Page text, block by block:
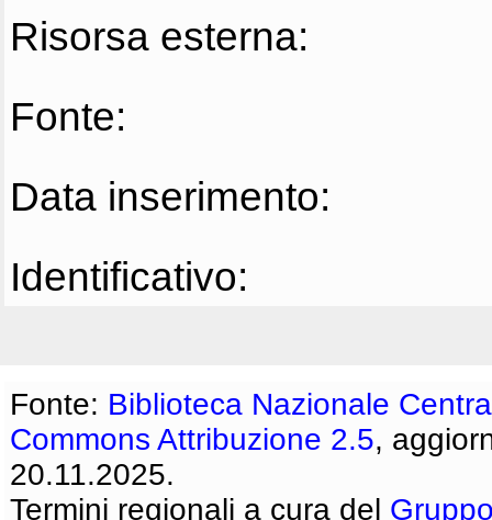
Risorsa esterna:
Fonte:
Data inserimento:
Identificativo:
Fonte: Biblioteca Nazionale
Commons Attribuzione 2.5,
20.11.2025.
Termini regionali a cura del